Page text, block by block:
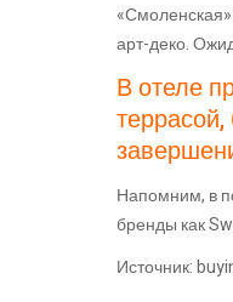
арт-деко.
В отеле
Напомним, в
бренды как
Источник: